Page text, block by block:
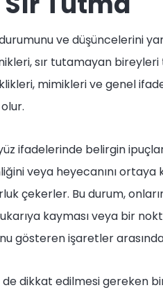
ve düşüncelerini
sır tutamayan
mimikleri ve genel
ifadelerinde belirgin
veya heyecanını
çekerler. Bu durum,
kayması veya bir
gösteren işaretler
de dikkat edilmesi gereken